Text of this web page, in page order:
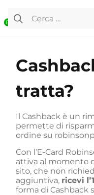
0
Ricerca per:
tratta?
Il Cashback è un
permette di
ordine su
Con l’E-Card
attiva al momento
sito, che non
aggiuntiva, ricevi
forma di Cashback